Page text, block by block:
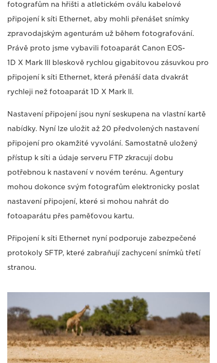
fotografům na hřišti a atletickém oválu kabelové
připojení k síti Ethernet, aby mohli přenášet snímky
zpravodajským agenturám už během fotografování.
Právě proto jsme vybavili fotoaparát Canon EOS-
1D X Mark III bleskově rychlou gigabitovou zásuvkou pro
připojení k síti Ethernet, která přenáší data dvakrát
rychleji než fotoaparát 1D X Mark II.
Nastavení připojení jsou nyní seskupena na vlastní kartě
nabídky. Nyní lze uložit až 20 předvolených nastavení
připojení pro okamžité vyvolání. Samostatně uložený
přístup k síti a údaje serveru FTP zkracují dobu
potřebnou k nastavení v novém terénu. Agentury
mohou dokonce svým fotografům elektronicky poslat
nastavení připojení, které si mohou nahrát do
fotoaparátu přes paměťovou kartu.
Připojení k síti Ethernet nyní podporuje zabezpečené
protokoly SFTP, které zabraňují zachycení snímků třetí
stranou.